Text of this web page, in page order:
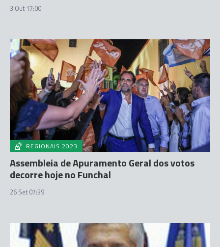
3 Out 17:00
REGIONAIS 2023
Assembleia de Apuramento Geral dos votos
decorre hoje no Funchal
26 Set 07:39